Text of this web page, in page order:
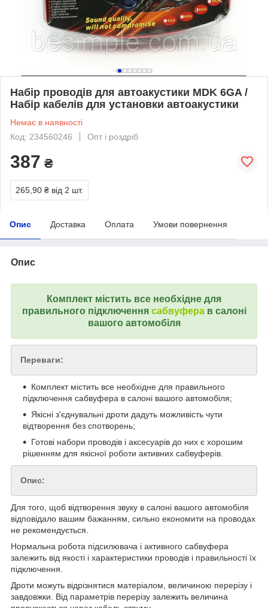
Набір проводів для автоакустики MDK 6GA /
Набір кабелів для установки автоакустики
Немає в наявності
Код: 234560246
Опт і роздріб
387 ₴
265,90 ₴ від 2 шт.
Опис Доставка Оплата Умови повернення
Опис
Комплект містить все необхідне для
правильного підключення сабвуферав салоні
вашого автомобіля
Переваги:
Комплект містить все необхідне для правильного
підключення сабвуфера в салоні вашого автомобіля;
Якісні з'єднувальні дроти дадуть можливість чути
відтворення без спотворень;
Готові набори проводів і аксесуарів до них є хорошим
рішенням для якісної роботи активних сабвуферів.
Опис:
Для того, щоб відтворення звуку в салоні вашого автомобіля
відповідало вашим бажанням, сильно економити на проводах
не рекомендується.
Нормальна робота підсилювача і активного сабвуфера
залежить від якості і характеристики проводів і правильності їх
підключення.
Дроти можуть відрізнятися матеріалом, величиною перерізу і
завдовжки. Від параметрів перерізу залежить величина